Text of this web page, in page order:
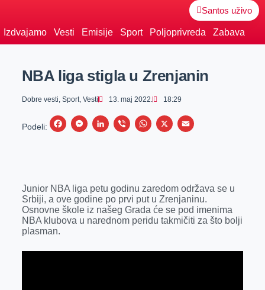
Santos uživo
Izdvajamo Vesti Emisije Sport Poljoprivreda Zabava
NBA liga stigla u Zrenjanin
Dobre vesti, Sport, Vesti 13. maj 2022. 18:29
Podeli:
F
b
o
o
M
e
n
g
L
e
d
I
V
r
W
s
A
p
X
E
l
Junior NBA liga petu godinu zaredom održava se u
Srbiji, a ove godine po prvi put u Zrenjaninu.
Osnovne škole iz našeg Grada će se pod imenima
NBA klubova u narednom peridu takmičiti za što bolji
plasman.